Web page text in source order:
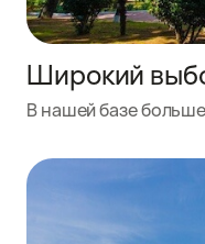
Широкий
В нашей базе